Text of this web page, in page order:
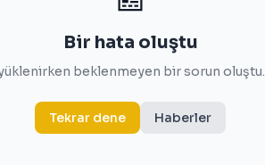
Bir hata oluştu
beklenmeyen bir sorun oluştu.
Tekrar dene Haberler